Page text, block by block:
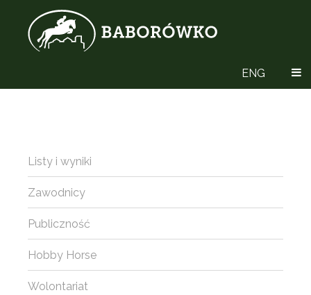
ENG
Listy i wyniki
Zawodnicy
Publiczność
Hobby Horse
Wolontariat